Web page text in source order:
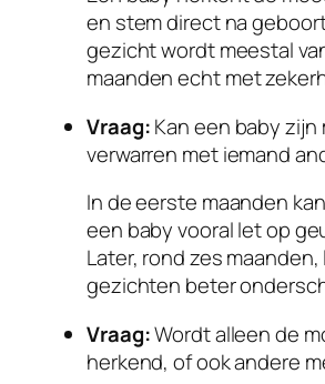
en stem direct na
gezicht wordt meestal
maanden echt met
Vraag:Kan een baby zijn
verwarren met iemand
In de eerste maanden
een baby vooral let op
Later, rond zes
gezichten beter
Vraag:Wordt alleen de
herkend, of ook andere